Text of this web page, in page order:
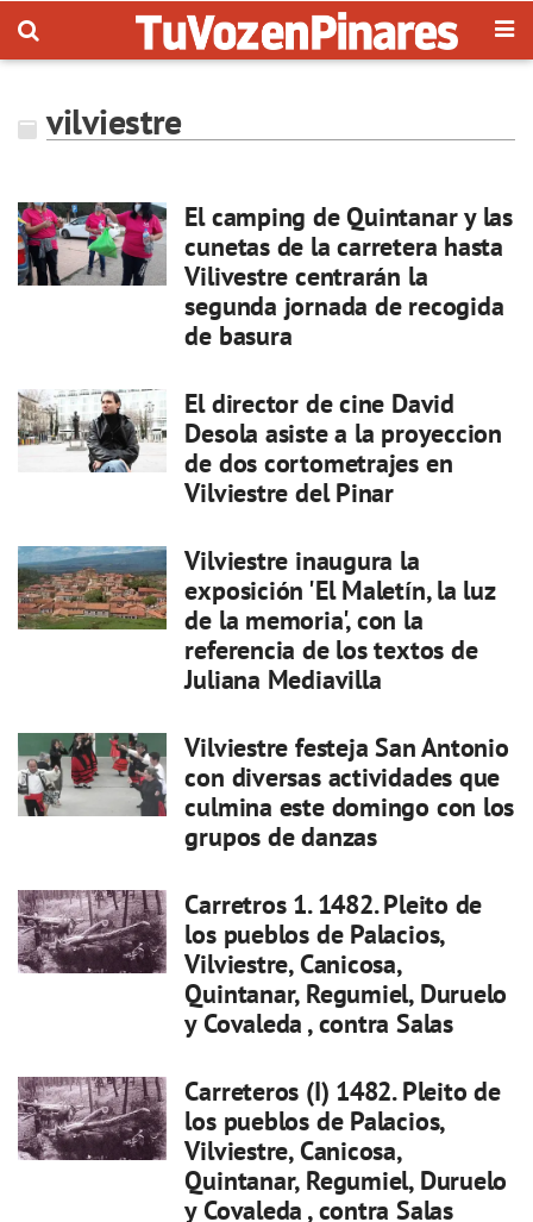
vilviestre
El camping de Quintanar y las
cunetas de la carretera hasta
Vilivestre centrarán la
segunda jornada de recogida
de basura
El director de cine David
Desola asiste a la proyeccion
de dos cortometrajes en
Vilviestre del Pinar
Vilviestre inaugura la
exposición 'El Maletín, la luz
de la memoria', con la
referencia de los textos de
Juliana Mediavilla
Vilviestre festeja San Antonio
con diversas actividades que
culmina este domingo con los
grupos de danzas
Carretros 1. 1482. Pleito de
los pueblos de Palacios,
Vilviestre, Canicosa,
Quintanar, Regumiel, Duruelo
y Covaleda , contra Salas
Carreteros (I) 1482. Pleito de
los pueblos de Palacios,
Vilviestre, Canicosa,
Quintanar, Regumiel, Duruelo
y Covaleda , contra Salas